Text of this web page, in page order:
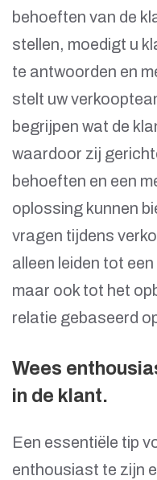
behoeften van de
stellen, moedigt u
te antwoorden en
stelt uw
begrijpen wat de
waardoor zij
behoeften en een
oplossing kunnen
vragen tijdens
alleen leiden tot
maar ook tot het
relatie gebaseerd
Wees
in de klant.
Een essentiële tip
enthousiast te zijn